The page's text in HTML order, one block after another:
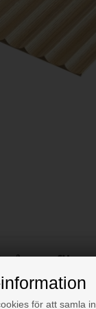
för att samla
vågprofil
dina mått.